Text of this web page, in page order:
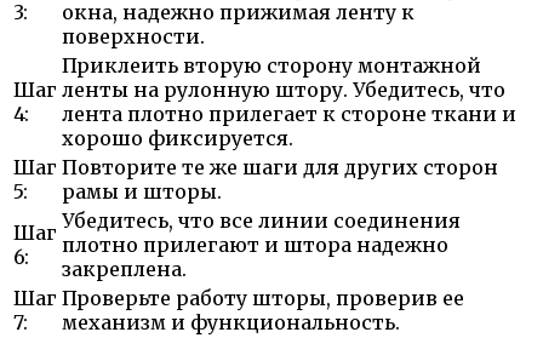
3:
окна, надежно прижимая ленту к
поверхности.
Шаг
4:
Приклеить вторую сторону монтажной
ленты на рулонную штору. Убедитесь, что
лента плотно прилегает к стороне ткани и
хорошо фиксируется.
Шаг
5:
Повторите те же шаги для других сторон
рамы и шторы.
Шаг
6:
Убедитесь, что все линии соединения
плотно прилегают и штора надежно
закреплена.
Шаг
7:
Проверьте работу шторы, проверив ее
механизм и функциональность.